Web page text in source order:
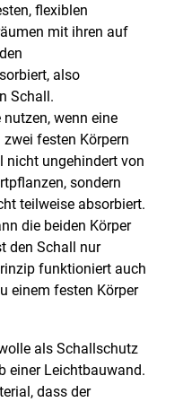
flexiblen
mit ihren auf
also
Schall.
wenn eine
festen Körpern
nicht ungehindert von
sondern
teilweise absorbiert.
die beiden Körper
den Schall nur
funktioniert auch
einem festen Körper
als Schallschutz
einer Leichtbauwand.
dass der